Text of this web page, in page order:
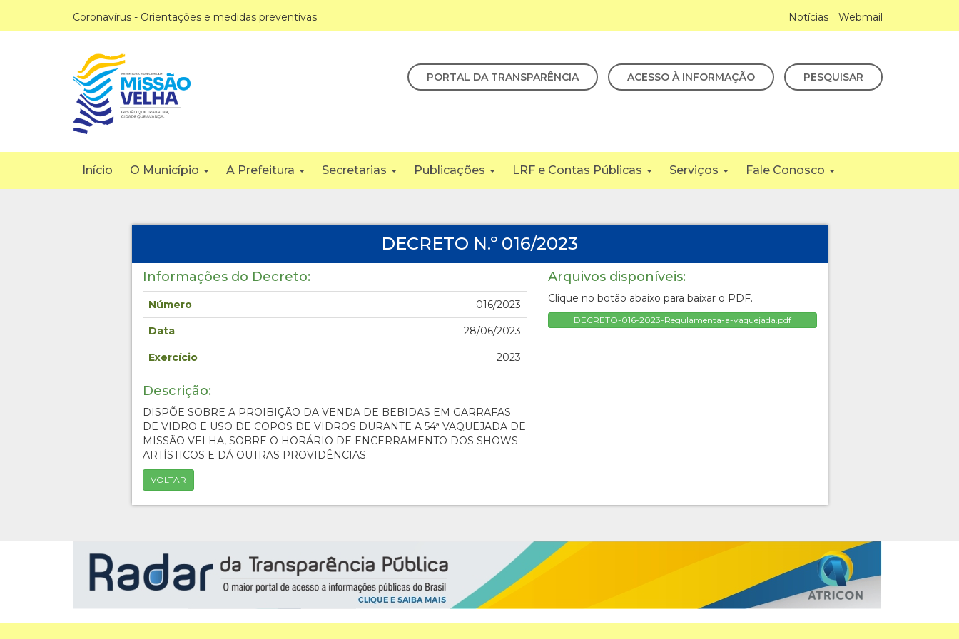
Coronavírus - Orientações e medidas preventivas Notícias Webmail
PORTAL DA TRANSPARÊNCIA ACESSO À INFORMAÇÃO PESQUISAR
Início O Município A Prefeitura Secretarias Publicações LRF e Contas Públicas Serviços Fale Conosco
DECRETO N.º 016/2023
Informações do Decreto:
Número 016/2023
Data 28/06/2023
Exercício 2023
Descrição:
DISPÕE SOBRE A PROIBIÇÃO DA VENDA DE BEBIDAS EM GARRAFAS
DE VIDRO E USO DE COPOS DE VIDROS DURANTE A 54ª VAQUEJADA DE
MISSÃO VELHA, SOBRE O HORÁRIO DE ENCERRAMENTO DOS SHOWS
ARTÍSTICOS E DÁ OUTRAS PROVIDÊNCIAS.
VOLTAR
Arquivos disponíveis:
Clique no botão abaixo para baixar o PDF.
DECRETO-016-2023-Regulamenta-a-vaquejada.pdf